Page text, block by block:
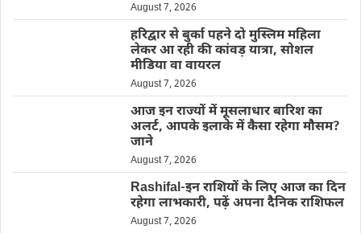
August 7, 2026
हरिद्वार से बुर्का पहने दो मुस्लिम महिला
लेकर आ रही की कांवड़ यात्रा, सोशल
मीडिया वा वायरल
August 7, 2026
आज इन राज्यों में मूसलाधार बारिश का
अलर्ट, आपके इलाके में कैसा रहेगा मौसम?
जाने
August 7, 2026
Rashifal-इन राशियों के लिए आज का दिन
रहेगा लाभकारी, पढ़ें अपना दैनिक राशिफल
August 7, 2026